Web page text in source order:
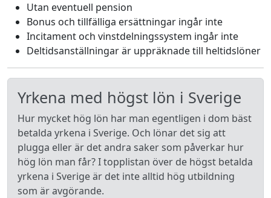
Utan eventuell pension
Bonus och tillfälliga ersättningar ingår inte
Incitament och vinstdelningssystem ingår inte
Deltidsanställningar är uppräknade till heltidslöner
Yrkena med högst lön i Sverige
Hur mycket hög lön har man egentligen i dom bäst
betalda yrkena i Sverige. Och lönar det sig att
plugga eller är det andra saker som påverkar hur
hög lön man får? I topplistan över de högst betalda
yrkena i Sverige är det inte alltid hög utbildning
som är avgörande.